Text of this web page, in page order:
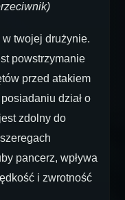
w twojej drużynie.
powstrzymanie
przed atakiem
dział o
zdolny do
pancerz, wpływa
i zwrotność